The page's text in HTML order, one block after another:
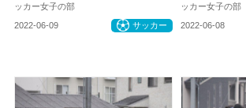
ッカー女子の部
2022-06-09 サッカー
ッカー女子の部
2022-06-08